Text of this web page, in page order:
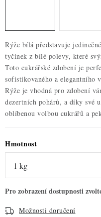
Nepřevzetí zásilky na dobírku
Hodnocení obchodu
Blog
Podmínky ochrany osobních
Rýže bílá představuje
tyčinek z bílé polevy, které
Toto cukrářské zdobení je
sofistikovaného a elegantního
Rýže je vhodná pro zdobení
dezertních pohárů, a díky své
oblíbenou volbou cukrářů a
Hmotnost
Možnosti doručení